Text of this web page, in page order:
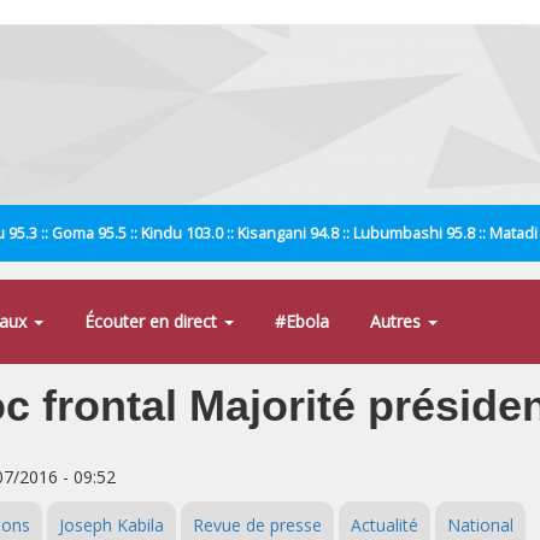
:: Goma 95.5 :: Kindu 103.0 :: Kisangani 94.8 :: Lubumbashi 95.8 ::
Écouter en direct #Ebola Autres
frontal Majorité
2016 - 09:52
Joseph Kabila Revue de presse Actualité National